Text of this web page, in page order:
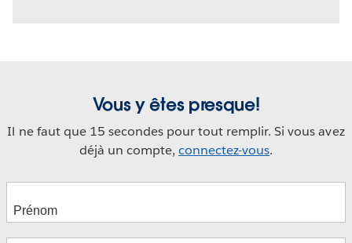
Vous y êtes presque!
Il ne faut que 15 secondes pour tout remplir. Si vous avez
déjà un compte, connectez-vous.